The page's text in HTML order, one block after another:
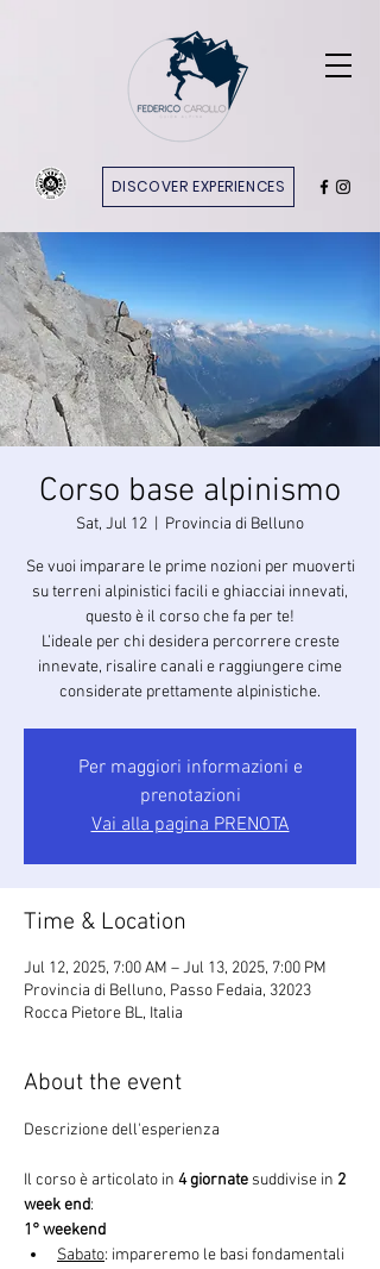
DISCOVER EXPERIENCES
Corso base alpinismo
Sat, Jul 12 Provincia di Belluno
Se vuoi imparare le prime nozioni per muoverti
su terreni alpinistici facili e ghiacciai innevati,
questo è il corso che fa per te!
L’ideale per chi desidera percorrere creste
innevate, risalire canali e raggiungere cime
considerate prettamente alpinistiche.
Per maggiori informazioni e
prenotazioni
Vai alla pagina PRENOTA
Time & Location
Jul 12, 2025, 7:00 AM – Jul 13, 2025, 7:00 PM
Provincia di Belluno, Passo Fedaia, 32023
Rocca Pietore BL, Italia
About the event
Il corso è articolato in 4 giornate suddivise in 2
week end:
1° weekend
Sabato: impareremo le basi fondamentali